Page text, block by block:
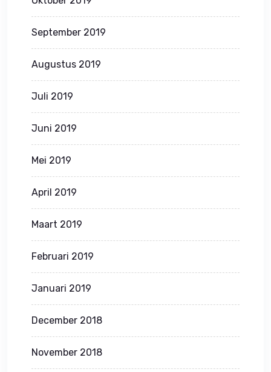
September 2019
Augustus 2019
Juli 2019
Juni 2019
Mei 2019
April 2019
Maart 2019
Februari 2019
Januari 2019
December 2018
November 2018